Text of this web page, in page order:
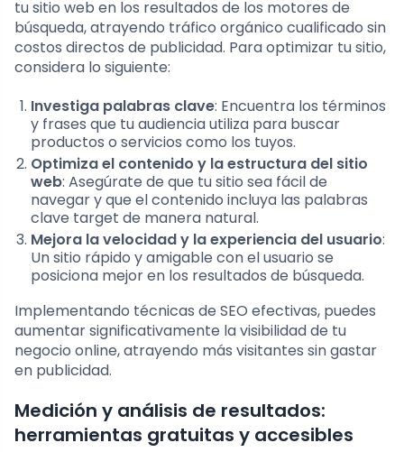
tu sitio web en los resultados de los motores de
búsqueda, atrayendo tráfico orgánico cualificado sin
costos directos de publicidad. Para optimizar tu sitio,
considera lo siguiente:
Investiga palabras clave: Encuentra los términos
y frases que tu audiencia utiliza para buscar
productos o servicios como los tuyos.
Optimiza el contenido y la estructura del sitio
web: Asegúrate de que tu sitio sea fácil de
navegar y que el contenido incluya las palabras
clave target de manera natural.
Mejora la velocidad y la experiencia del usuario:
Un sitio rápido y amigable con el usuario se
posiciona mejor en los resultados de búsqueda.
Implementando técnicas de SEO efectivas, puedes
aumentar significativamente la visibilidad de tu
negocio online, atrayendo más visitantes sin gastar
en publicidad.
Medición y análisis de resultados:
herramientas gratuitas y accesibles